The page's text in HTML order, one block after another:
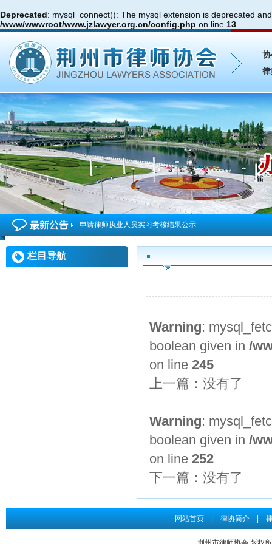
Deprecated: mysql_connect(): The mysql extension is deprecated
/www/wwwroot/www.jzlawyer.org.cn/config.php on line 13
申请律师执业人员实习考核结果公示
2026年度第4期申请律师执业人员参加面试考核的通知
申请律师执业人员实习考核结果公示
申请律师执业人员实习考核结果公示
2026年度第2期申请律师执业人员参加面试考核的通知
申请律师执业人员实习考核结果公示
2026年度第1期申请律师执业人员参加面试考核的通知
关于给予王道发律师“中止会员权利三个月”行业纪律处分...
申请律师执业人员实习考核结果公示
栏目导航
Warning:
boolean given in/
on line245
上一篇：没有了
Warning:
boolean given in/
on line252
下一篇：没有了
网站首页 |律协简介 |